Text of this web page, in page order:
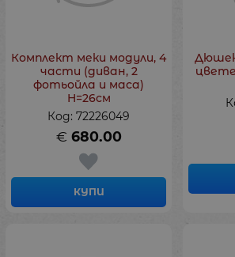
Комплект меки модули, 4
части (диван, 2
фотьойла и маса)
H=26см
Код: 72226049
680.00
€
КУПИ